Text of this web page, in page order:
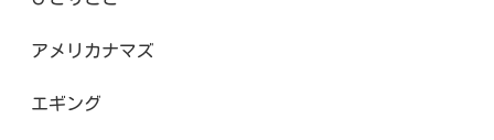
アメリカナマズ
エギング